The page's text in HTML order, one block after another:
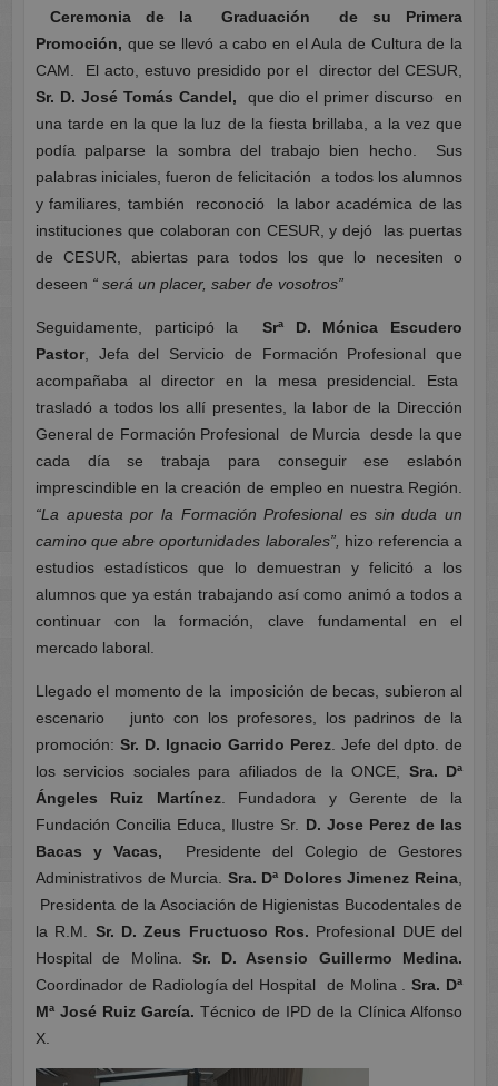
Ceremonia de la Graduación de su Primera
Promoción, que se llevó a cabo en el Aula de Cultura de la
CAM. El acto, estuvo presidido por el director del CESUR,
Sr. D. José Tomás Candel, que dio el primer discurso en
una tarde en la que la luz de la fiesta brillaba, a la vez que
podía palparse la sombra del trabajo bien hecho. Sus
palabras iniciales, fueron de felicitación a todos los alumnos
y familiares, también reconoció la labor académica de las
instituciones que colaboran con CESUR, y dejó las puertas
de CESUR, abiertas para todos los que lo necesiten o
deseen “ será un placer, saber de vosotros”
Seguidamente, participó la Srª D. Mónica Escudero
Pastor, Jefa del Servicio de Formación Profesional que
acompañaba al director en la mesa presidencial. Esta
trasladó a todos los allí presentes, la labor de la Dirección
General de Formación Profesional de Murcia desde la que
cada día se trabaja para conseguir ese eslabón
imprescindible en la creación de empleo en nuestra Región.
“La apuesta por la Formación Profesional es sin duda un
camino que abre oportunidades laborales”, hizo referencia a
estudios estadísticos que lo demuestran y felicitó a los
alumnos que ya están trabajando así como animó a todos a
continuar con la formación, clave fundamental en el
mercado laboral.
Llegado el momento de la imposición de becas, subieron al
escenario junto con los profesores, los padrinos de la
promoción: Sr. D. Ignacio Garrido Perez . Jefe del dpto. de
los servicios sociales para afiliados de la ONCE, Sra. Dª
Ángeles Ruiz Martínez . Fundadora y Gerente de la
Fundación Concilia Educa, Ilustre Sr. D. Jose Perez de las
Bacas y Vacas,
Presidente del Colegio de Gestores
Administrativos de Murcia. Sra. Dª Dolores Jimenez Reina
Presidenta de la Asociación de Higienistas Bucodentales de
la R.M. Sr. D. Zeus Fructuoso Ros. Profesional DUE del
Hospital de Molina. Sr. D. Asensio Guillermo Medina.
Coordinador de Radiología del Hospital de Molina .Sra. Dª
Mª José Ruiz García.Técnico de IPD de la Clínica Alfonso
X.